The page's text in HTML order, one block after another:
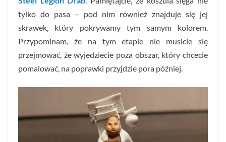
tylko do pasa – pod nim również znajduje się jej
skrawek, który pokrywamy tym samym kolorem.
Przypominam, że na tym etapie nie musicie się
przejmować, że wyjedziecie poza obszar, który chcecie
pomalować, na poprawki przyjdzie pora później.